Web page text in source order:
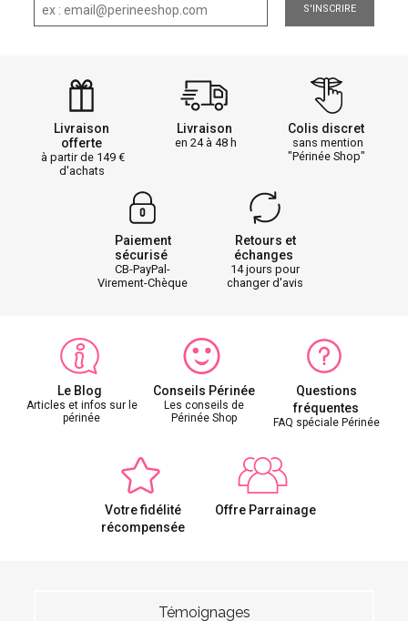
S'INSCRIRE
Livraison
offerte
à partir de 149
d'achats
Livraison
en 24 à 48 h
Colis discret
sans mention
"Périnée Shop"
Paiement
sécurisé
CB-PayPal-
Virement-Chèque
Retours et
échanges
14 jours pour
changer d'avis
Le Blog
Articles et infos sur le
périnée
Conseils Périnée
Les conseils de
Périnée Shop
Questions
fréquentes
FAQ spéciale Périnée
Votre fidélité
récompensée
Offre Parrainage
Témoignages